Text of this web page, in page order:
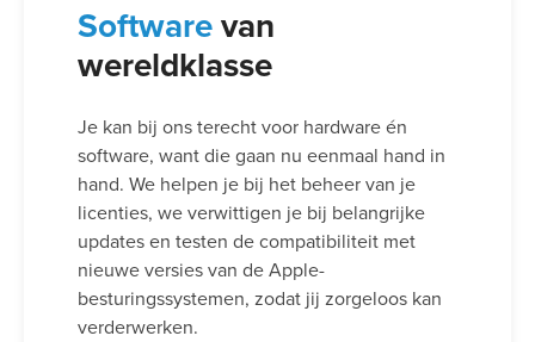
Softwarevan
wereldklasse
Je kan bij ons terecht voor hardware én
software, want die gaan nu eenmaal hand in
hand. We helpen je bij het beheer van je
licenties, we verwittigen je bij belangrijke
updates en testen de compatibiliteit met
nieuwe versies van de Apple-
besturingssystemen, zodat jij zorgeloos kan
verderwerken.